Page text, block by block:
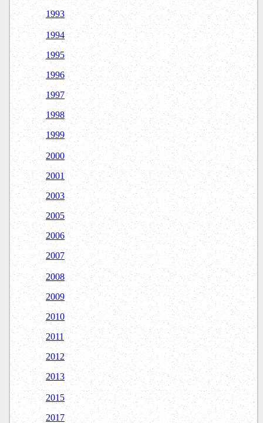
1993
1994
1995
1996
1997
1998
1999
2000
2001
2003
2005
2006
2007
2008
2009
2010
2011
2012
2013
2015
2017